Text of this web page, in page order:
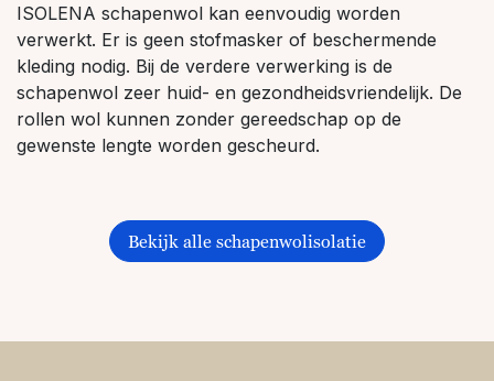
ISOLENA schapenwol kan eenvoudig worden
verwerkt. Er is geen stofmasker of beschermende
kleding nodig. Bij de verdere verwerking is de
schapenwol zeer huid- en gezondheidsvriendelijk. De
rollen wol kunnen zonder gereedschap op de
gewenste lengte worden gescheurd.
Bekijk alle schapenwolisolatie